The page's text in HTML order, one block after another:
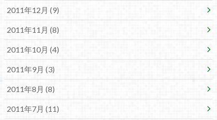
2011年12月 (9)
2011年11月 (8)
2011年10月 (4)
2011年9月 (3)
2011年8月 (8)
2011年7月 (11)